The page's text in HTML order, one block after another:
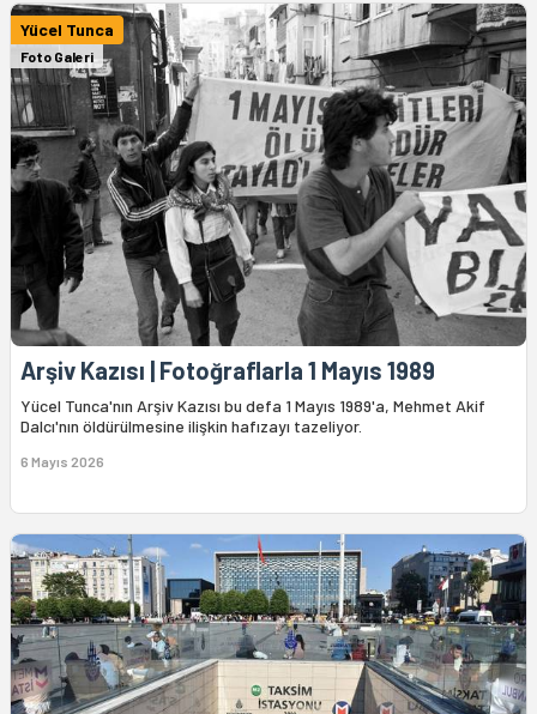
Yücel Tunca
Foto Galeri
Arşiv Kazısı | Fotoğraflarla 1 Mayıs 1989
Yücel Tunca'nın Arşiv Kazısı bu defa 1 Mayıs 1989'a, Mehmet Akif
Dalcı'nın öldürülmesine ilişkin hafızayı tazeliyor.
6 Mayıs 2026